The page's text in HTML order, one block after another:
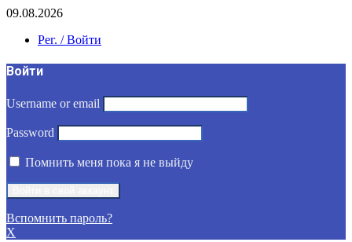
09.08.2026
Рег. / Войти
Войти
Username or email
Password
Помнить меня пока я не выйду
Вспомнить пароль?
X